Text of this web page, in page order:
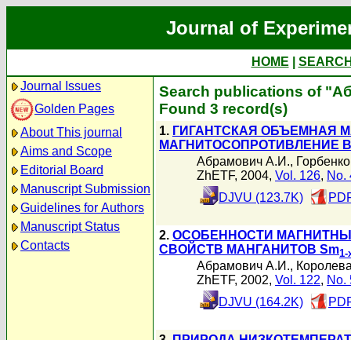
Journal of
HOME
Journal Issues
Golden Pages
About This journal
Aims and Scope
Editorial Board
Manuscript Submission
Guidelines for Authors
Manuscript Status
Contacts
Search publications of
Found 3 record(s)
1. ГИГАНТСКАЯ ОБЪЕМНАЯ
МАГНИТОСОПРОТИВЛЕНИЕ В
Абрамович А.И.,
ZhETF, 2004, Vol. 126, No.
DJVU (123.7K)
2. ОСОБЕННОСТИ
СВОЙСТВ МАНГАНИТОВ Sm1-
Абрамович А.И.,
ZhETF, 2002, Vol. 122, No.
DJVU (164.2K)